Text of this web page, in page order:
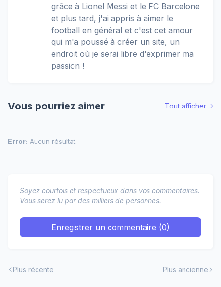
grâce à Lionel Messi et le FC Barcelone
et plus tard, j'ai appris à aimer le
football en général et c'est cet amour
qui m'a poussé à créer un site, un
endroit où je serai libre d'exprimer ma
passion !
Vous pourriez aimer Tout afficher
Error: Aucun résultat.
Soyez courtois et respectueux dans vos commentaires.
Vous serez lu par des milliers de personnes.
Enregistrer un commentaire (0)
Plus récente Plus ancienne